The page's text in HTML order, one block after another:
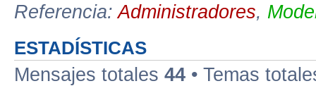
Referencia:Administradores,
ESTADÍSTICAS
Mensajes totales 44 • Temas